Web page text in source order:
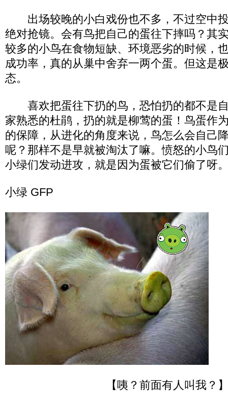
出场较晚的小白戏份也不多，不过空中投
绝对抢镜。会有鸟把自己的蛋往下摔吗？其
较多的小鸟在食物短缺、环境恶劣的时候，
成功率，真的从巢中舍弃一两个蛋。但这是
态。
喜欢把蛋往下扔的鸟，恐怕扔的都不是
家熟悉的杜鹃，扔的就是柳莺的蛋！鸟蛋作
的保障，从进化的角度来说，鸟怎么会自己
呢？那样不是早就被淘汰了嘛。愤怒的小鸟
小绿们发动进攻，就是因为蛋被它们偷了呀
小绿 GFP
【咦？前面有人叫我？